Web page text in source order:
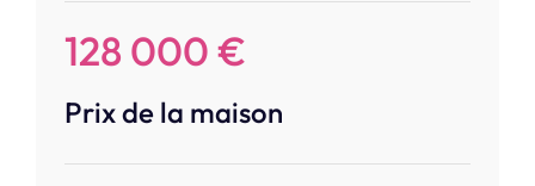
128 000 €
Prix de la maison